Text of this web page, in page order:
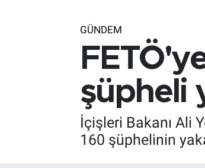
GÜNDEM
şüpheli
İçişleri Bakanı Ali
160 şüphelinin